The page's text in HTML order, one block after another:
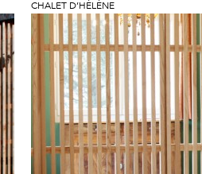
CHALET D’HÉLÈNE